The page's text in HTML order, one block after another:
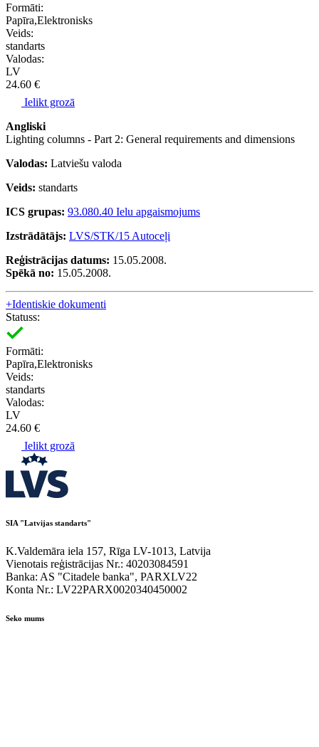
Formāti:
Papīra,Elektronisks
Veids:
standarts
Valodas:
LV
24.60 €
Ielikt grozā
Angliski
Lighting columns - Part 2: General requirements and dimensions
Valodas: Latviešu valoda
Veids: standarts
ICS grupas: 93.080.40 Ielu apgaismojums
Izstrādātājs: LVS/STK/15 Autoceļi
Reģistrācijas datums: 15.05.2008.
Spēkā no: 15.05.2008.
+Identiskie dokumenti
Statuss:
Formāti:
Papīra,Elektronisks
Veids:
standarts
Valodas:
LV
24.60 €
Ielikt grozā
SIA "Latvijas standarts"
K.Valdemāra iela 157, Rīga LV-1013, Latvija
Vienotais reģistrācijas Nr.: 40203084591
Banka: AS "Citadele banka", PARXLV22
Konta Nr.: LV22PARX0020340450002
Seko mums